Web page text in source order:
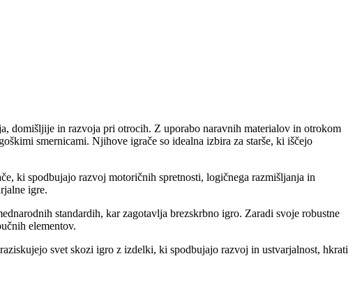
domišljije in razvoja pri otrocih. Z uporabo naravnih materialov in otrokom
smernicami. Njihove igrače so idealna izbira za starše, ki iščejo
ki spodbujajo razvoj motoričnih spretnosti, logičnega razmišljanja in
igre.
standardih, kar zagotavlja brezskrbno igro. Zaradi svoje robustne
elementov.
svet skozi igro z izdelki, ki spodbujajo razvoj in ustvarjalnost, hkrati